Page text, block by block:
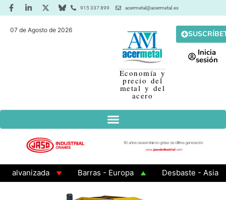
915 337 899 acermetal@acermetal.es
07 de Agosto de 2026
Economía y
precio del
metal y del
acero
Inicia
sesión
Barras - Europa
Desbaste - Asia